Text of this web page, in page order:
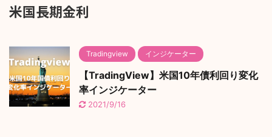
米国長期金利
Tradingview インジケーター
【TradingView】米国10年債利回り変化
率インジケーター
2021/9/16